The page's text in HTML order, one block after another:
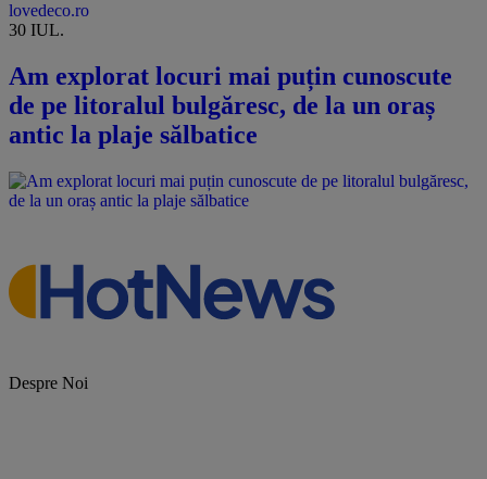
lovedeco.ro
30 IUL.
Am explorat locuri mai puțin cunoscute
de pe litoralul bulgăresc, de la un oraș
antic la plaje sălbatice
Despre Noi